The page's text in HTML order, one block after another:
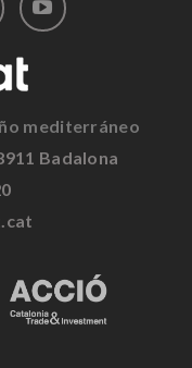
mediterráneo
Badalona